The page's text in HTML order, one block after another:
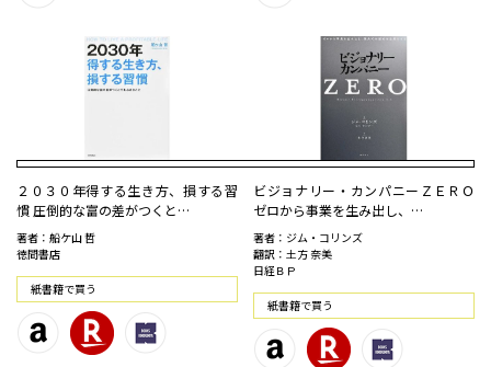
２０３０年得する生き方、損する習
慣 圧倒的な富の差がつくと…
著者：船ケ山 哲
徳間書店
紙書籍で買う
ビジョナリー・カンパニーＺＥＲＯ
ゼロから事業を生み出し、…
著者：ジム・コリンズ
翻訳：土方 奈美
日経ＢＰ
紙書籍で買う